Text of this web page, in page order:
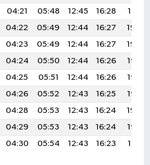
04:21 05:48 12:45 16:28
19:31
04:22 05:49 12:44 16:27
19:30
04:23 05:49 12:44 16:27
19:29
04:24 05:50 12:44 16:26
19:28
04:25 05:51 12:44 16:26
19:26
04:26 05:52 12:43 16:25
19:25
04:28 05:53 12:43 16:24
19:24
04:29 05:53 12:43 16:24
19:22
04:30 05:54 12:43 16:23 19:21